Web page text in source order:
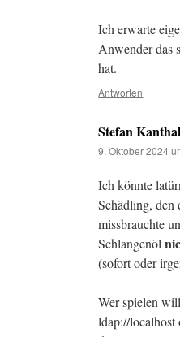
Ich erwarte
Anwender das
hat.
Antworten
Stefan
9. Oktober 2024
Ich könnte
Schädling, den
missbrauchte
Schlangenöl
(sofort oder
Wer spielen
ldap://localhost